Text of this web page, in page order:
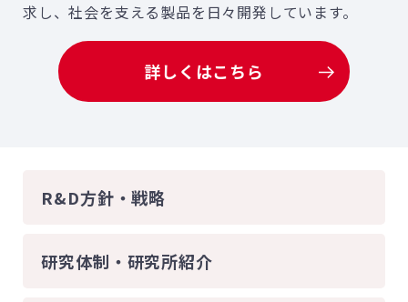
求し、社会を支える製品を日々開発しています。
詳しくはこちら
R&D方針・戦略
研究体制・研究所紹介